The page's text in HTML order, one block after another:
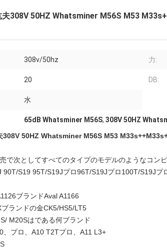
夫308V 50HZ Whatsminer M56S M53
308v/50hz 力:
20 DB:
水
65dB Whatsminer M56S, 308V 50HZ
308V 50HZ Whatsminer M56S M53
で次としてすべてのタイプのモデルのようなコン
90T/S19 95T/S19Jプロ96T/S19Jプロ100T/S19J
ブランドAval A1166
ランドの金CK5/HS5/LT5
M20Sはである何ブランド
、プロ、A10 T2Tプロ、A11 L3+